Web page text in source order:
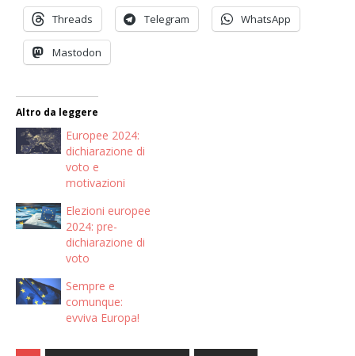
Threads Telegram WhatsApp
Mastodon
Altro da leggere
Europee 2024:
dichiarazione di
voto e
motivazioni
Elezioni europee
2024: pre-
dichiarazione di
voto
Sempre e
comunque:
evviva Europa!